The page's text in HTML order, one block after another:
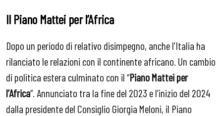
Il Piano Mattei per l’Africa
Dopo un periodo di relativo disimpegno, anche l’Italia ha
rilanciato le relazioni con il continente africano. Un cambio
di politica estera culminato con il “Piano Mattei per
l’Africa”. Annunciato tra la fine del 2023 e l’inizio del 2024
dalla presidente del Consiglio Giorgia Meloni, il Piano